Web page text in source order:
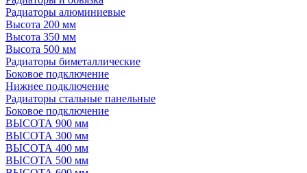
Радиаторы алюминиевые
Высота 200 мм
Высота 350 мм
Высота 500 мм
Радиаторы биметаллические
Боковое подключение
Нижнее подключение
Радиаторы стальные панельные
Боковое подключение
ВЫСОТА 900 мм
ВЫСОТА 300 мм
ВЫСОТА 400 мм
ВЫСОТА 500 мм